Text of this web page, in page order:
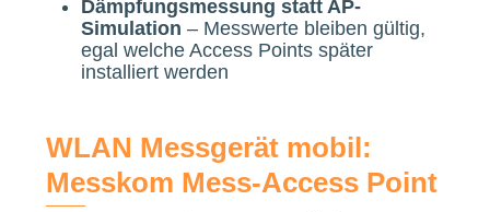
Dämpfungsmessung statt AP-
Simulation – Messwerte bleiben gültig,
egal welche Access Points später
installiert werden
WLAN Messgerät mobil:
Messkom Mess-Access Point